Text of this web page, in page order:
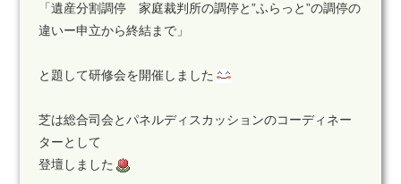
「遺産分割調停 家庭裁判所の調停と”ふらっと”の調停の
違いー申立から終結まで」
と題して研修会を開催しました
芝は総合司会とパネルディスカッションのコーディネー
ターとして
登壇しました